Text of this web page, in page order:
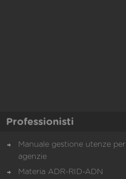
Professionisti
Manuale gestione utenze per
agenzie
Materia ADR-RID-ADN